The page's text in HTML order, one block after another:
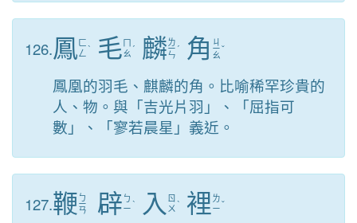
126.鳳 ㄈ
ㄥ ˋ 毛 ㄇ
ㄠ ˊ 麟ㄌ
ㄧ
ㄣ
ˊ 角 ㄐ
ㄧ
ㄠ
ˇ
鳳凰的羽毛、麒麟的角。比喻稀罕珍貴的
人、物。與「吉光片羽」、「屈指可
數」、「寥若晨星」義近。
127.鞭 ㄅ
ㄧ
ㄢ 辟 ㄅ
ㄧˋ 入 ㄖ
ㄨ ˋ 裡 ㄌ
ㄧˇ